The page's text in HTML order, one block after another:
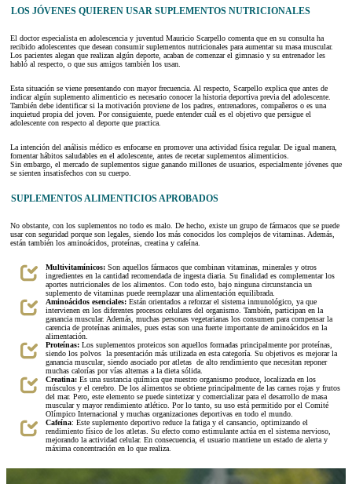
LOS JÓVENES QUIEREN USAR SUPLEMENTOS NUTRICIONALES
El doctor especialista en adolescencia y juventud Mauricio Scarpello comenta que en su consulta ha
recibido adolescentes que desean consumir suplementos nutricionales para aumentar su masa muscular.
Los pacientes alegan que realizan algún deporte, acaban de comenzar el gimnasio y su entrenador les
habló al respecto, o que sus amigos también los usan.
Esta situación se viene presentando con mayor frecuencia. Al respecto, Scarpello explica que antes de
indicar algún suplemento alimenticio es necesario conocer la historia deportiva previa del adolescente.
También debe identificar si la motivación proviene de los padres, entrenadores, compañeros o es una
inquietud propia del joven. Por consiguiente, puede entender cuál es el objetivo que persigue el
adolescente con respecto al deporte que practica.
La intención del análisis médico es enfocarse en promover una actividad física regular. De igual manera,
fomentar hábitos saludables en el adolescente, antes de recetar suplementos alimenticios.
Sin embargo, el mercado de suplementos sigue ganando millones de usuarios, especialmente jóvenes que
se sienten insatisfechos con su cuerpo.
SUPLEMENTOS ALIMENTICIOS APROBADOS
No obstante, con los suplementos no todo es malo. De hecho, existe un grupo de fármacos que se puede
usar con seguridad porque son legales, siendo los más conocidos los complejos de vitaminas. Además,
están también los aminoácidos, proteínas, creatina y cafeína.
Multivitamínicos: Son aquellos fármacos que combinan vitaminas, minerales y otros
ingredientes en la cantidad recomendada de ingesta diaria. Su finalidad es complementar los
aportes nutricionales de los alimentos. Con todo esto, bajo ninguna circunstancia un
suplemento de vitaminas puede reemplazar una alimentación equilibrada.
Aminoácidos esenciales: Están orientados a reforzar el sistema inmunológico, ya que
intervienen en los diferentes procesos celulares del organismo. También, participan en la
ganancia muscular. Además, muchas personas vegetarianas los consumen para compensar la
carencia de proteínas animales, pues estas son una fuerte importante de aminoácidos en la
alimentación.
Proteínas: Los suplementos proteicos son aquellos formadas principalmente por proteínas,
siendo los polvos la presentación más utilizada en esta categoría. Su objetivos es mejorar la
ganancia muscular, siendo asociado por atletas de alto rendimiento que necesitan reponer
muchas calorías por vías alternas a la dieta sólida.
Creatina: Es una sustancia química que nuestro organismo produce, localizada en los
músculos y el cerebro. De los alimentos se obtiene principalmente de las carnes rojas y frutos
del mar. Pero, este elemento se puede sintetizar y comercializar para el desarrollo de masa
muscular y mayor rendimiento atlético. Por lo tanto, su uso está permitido por el Comité
Olímpico Internacional y muchas organizaciones deportivas en todo el mundo.
Cafeína: Este suplemento deportivo reduce la fatiga y el cansancio, optimizando el
rendimiento físico de los atletas. Su efecto como estimulante actúa en el sistema nervioso,
mejorando la actividad celular. En consecuencia, el usuario mantiene un estado de alerta y
máxima concentración en lo que realiza.